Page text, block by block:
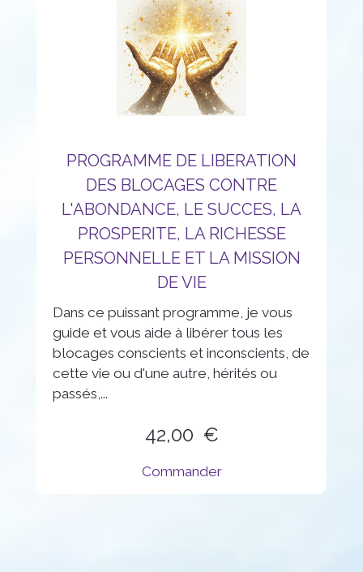
PROGRAMME DE LIBERATION
DES BLOCAGES CONTRE
L'ABONDANCE, LE SUCCES, LA
PROSPERITE, LA RICHESSE
PERSONNELLE ET LA MISSION
DE VIE
Dans ce puissant programme, je vous
guide et vous aide à libérer tous les
blocages conscients et inconscients, de
cette vie ou d'une autre, hérités ou
passés,...
42,00
Commander